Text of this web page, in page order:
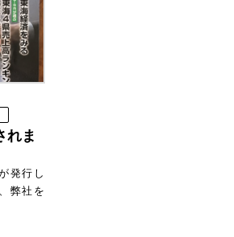
れま
発行し
弊社を